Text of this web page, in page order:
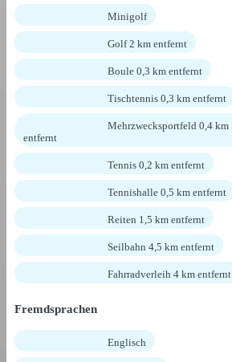
Minigolf
Golf 2 km entfernt
Boule 0,3 km entfernt
Tischtennis 0,3 km entfernt
Mehrzwecksportfeld 0,4 km
entfernt
Tennis 0,2 km entfernt
Tennishalle 0,5 km entfernt
Reiten 1,5 km entfernt
Seilbahn 4,5 km entfernt
Fahrradverleih 4 km entfernt
Fremdsprachen
Englisch